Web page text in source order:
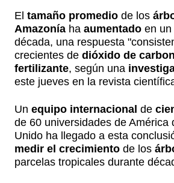
El tamaño promedio de los
Amazonía ha aumentado en
década, una respuesta
crecientes de dióxido de
fertilizante, según una
este jueves en la revista
Un equipo internacional de
de 60 universidades de América
Unido ha llegado a esta
medir el crecimiento de los
parcelas tropicales durante